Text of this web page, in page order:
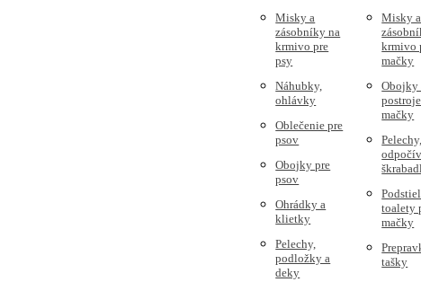
Misky a
zásobníky na
krmivo pre
psy
Náhubky,
ohlávky
Oblečenie pre
psov
Obojky pre
psov
Ohrádky a
klietky
Pelechy,
podložky a
deky
Misky a
krmivo
mačky
Obojky
mačky
Pelechy,
toalety
mačky
tašky